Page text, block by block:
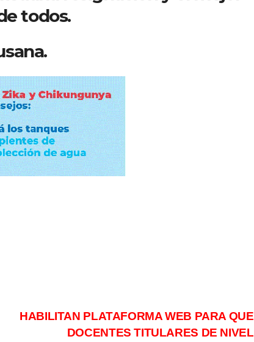
todos.
HABILITAN PLATAFORMA WEB PARA QUE
DOCENTES TITULARES DE NIVEL